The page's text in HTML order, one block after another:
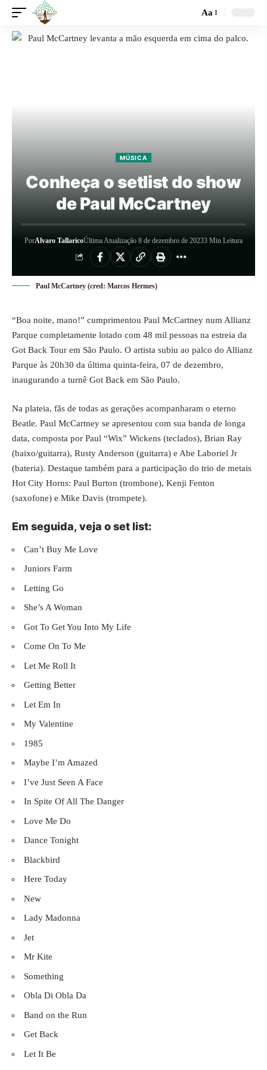
Aa
MÚSICA
Conheça o setlist do show
de Paul McCartney
PorAlvaro TallaricoÚltima Atualização 8 de dezembro de 20233 Min Leitura
Paul McCartney (cred: Marcos Hermes)
“Boa noite, mano!” cumprimentou Paul McCartney num Allianz
Parque completamente lotado com 48 mil pessoas na estreia da
Got Back Tour em São Paulo. O artista subiu ao palco do Allianz
Parque às 20h30 da última quinta-feira, 07 de dezembro,
inaugurando a turnê Got Back em São Paulo.
Na plateia, fãs de todas as gerações acompanharam o eterno
Beatle. Paul McCartney se apresentou com sua banda de longa
data, composta por Paul “Wix” Wickens (teclados), Brian Ray
(baixo/guitarra), Rusty Anderson (guitarra) e Abe Laboriel Jr
(bateria). Destaque também para a participação do trio de metais
Hot City Horns: Paul Burton (trombone), Kenji Fenton
(saxofone) e Mike Davis (trompete).
Em seguida, veja o set list:
Can’t Buy Me Love
Juniors Farm
Letting Go
She’s A Woman
Got To Get You Into My Life
Come On To Me
Let Me Roll It
Getting Better
Let Em In
My Valentine
1985
Maybe I’m Amazed
I’ve Just Seen A Face
In Spite Of All The Danger
Love Me Do
Dance Tonight
Blackbird
Here Today
New
Lady Madonna
Jet
Mr Kite
Something
Obla Di Obla Da
Band on the Run
Get Back
Let It Be